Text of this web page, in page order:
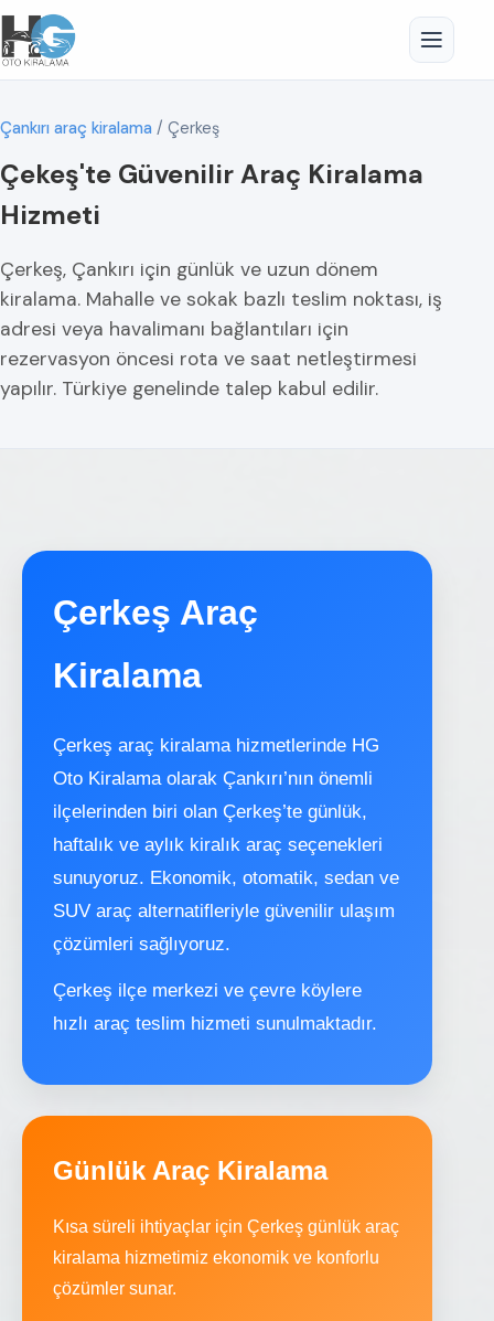
Çankırı araç kiralama / Çerkeş
Çekeş'te Güvenilir Araç Kiralama
Hizmeti
Çerkeş, Çankırı için günlük ve uzun dönem
kiralama. Mahalle ve sokak bazlı teslim noktası, iş
adresi veya havalimanı bağlantıları için
rezervasyon öncesi rota ve saat netleştirmesi
yapılır. Türkiye genelinde talep kabul edilir.
Çerkeş Araç
Kiralama
Çerkeş araç kiralama hizmetlerinde HG
Oto Kiralama olarak Çankırı’nın önemli
ilçelerinden biri olan Çerkeş’te günlük,
haftalık ve aylık kiralık araç seçenekleri
sunuyoruz. Ekonomik, otomatik, sedan ve
SUV araç alternatifleriyle güvenilir ulaşım
çözümleri sağlıyoruz.
Çerkeş ilçe merkezi ve çevre köylere
hızlı araç teslim hizmeti sunulmaktadır.
Günlük Araç Kiralama
Kısa süreli ihtiyaçlar için Çerkeş günlük araç
kiralama hizmetimiz ekonomik ve konforlu
çözümler sunar.